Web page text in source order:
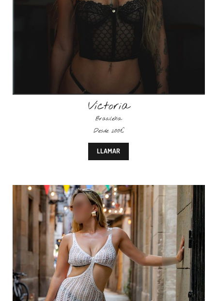
Victoria
Brasileña
Desde 200€
LLAMAR